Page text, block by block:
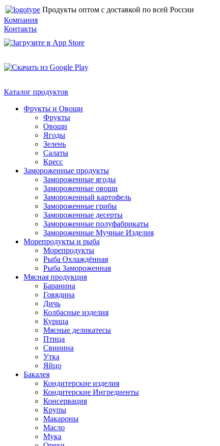
Продукты оптом с доставкой по всей России
Компания
Контакты
Каталог продуктов
Фрукты и Овощи
Фрукты
Овощи
Ягоды
Зелень
Салаты
Кресс
Замороженные продукты
Замороженные ягоды
Замороженные овощи
Замороженный картофель
Замороженные грибы
Замороженные десерты
Замороженные полуфабрикаты
Замороженные Мучные Изделия
Морепродукты и рыба
Морепродукты
Рыба Охлаждённая
Рыба Замороженная
Мясная продукция
Баранина
Говядина
Дичь
Колбасные изделия
Курица
Мясные деликатесы
Птица
Свинина
Утка
Яйцо
Бакалея
Кондитерские изделия
Кондитерские Ингредиенты
Консервация
Крупы
Макароны
Масло
Мука